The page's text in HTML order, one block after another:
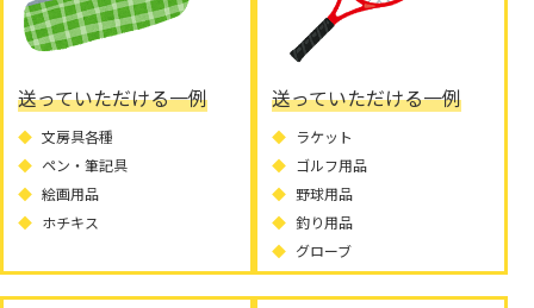
送っていただける一例
文房具各種
ペン・筆記具
絵画用品
ホチキス
送っていただける一例
ラケット
ゴルフ用品
野球用品
釣り用品
グローブ